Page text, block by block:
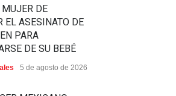
DE
EL ASESINATO DE
PARA
DE SU BEBÉ
5 de agosto de 2026